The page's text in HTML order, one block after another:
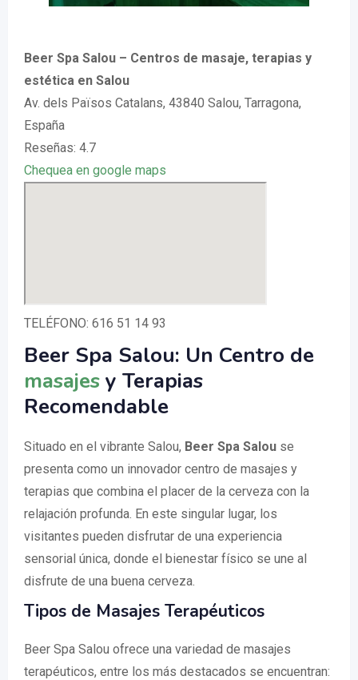
Beer Spa Salou – Centros de masaje, terapias y
estética en Salou
Av. dels Països Catalans, 43840 Salou, Tarragona,
España
Reseñas: 4.7
Chequea en google maps
TELÉFONO: 616 51 14 93
Beer Spa Salou: Un Centro de
masajes y Terapias
Recomendable
Situado en el vibrante Salou, Beer Spa Salou se
presenta como un innovador centro de masajes y
terapias que combina el placer de la cerveza con la
relajación profunda. En este singular lugar, los
visitantes pueden disfrutar de una experiencia
sensorial única, donde el bienestar físico se une al
disfrute de una buena cerveza.
Tipos de Masajes Terapéuticos
Beer Spa Salou ofrece una variedad de masajes
terapéuticos, entre los más destacados se encuentran: